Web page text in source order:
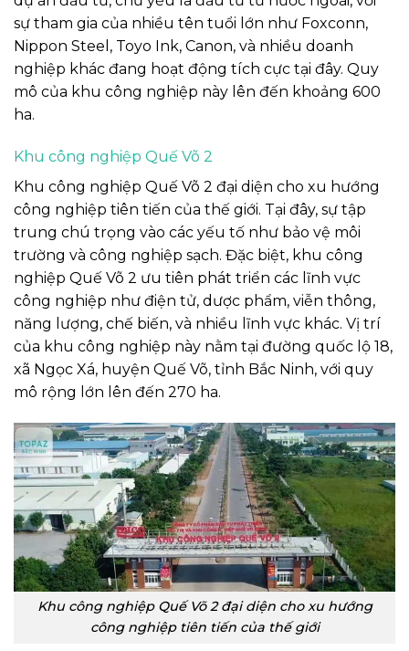
sự tham gia của nhiều tên tuổi lớn như Foxconn,
Nippon Steel, Toyo Ink, Canon, và nhiều doanh
nghiệp khác đang hoạt động tích cực tại đây. Quy
mô của khu công nghiệp này lên đến khoảng 600
ha.
Khu công nghiệp Quế Võ 2
Khu công nghiệp Quế Võ 2 đại diện cho xu hướng
công nghiệp tiên tiến của thế giới. Tại đây, sự tập
trung chú trọng vào các yếu tố như bảo vệ môi
trường và công nghiệp sạch. Đặc biệt, khu công
nghiệp Quế Võ 2 ưu tiên phát triển các lĩnh vực
công nghiệp như điện tử, dược phẩm, viễn thông,
năng lượng, chế biến, và nhiều lĩnh vực khác. Vị trí
của khu công nghiệp này nằm tại đường quốc lộ 18,
xã Ngọc Xá, huyện Quế Võ, tỉnh Bắc Ninh, với quy
mô rộng lớn lên đến 270 ha.
Khu công nghiệp Quế Võ 2 đại diện cho xu hướng
công nghiệp tiên tiến của thế giới